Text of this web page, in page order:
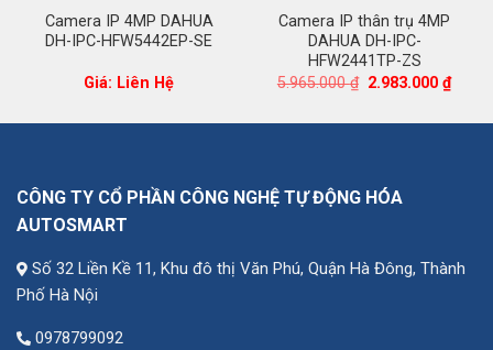
Camera IP 4MP DAHUA
DH-IPC-HFW5442EP-SE
Giá: Liên Hệ
Camera IP thân trụ 4MP
DAHUA DH-IPC-
HFW2441TP-ZS
5.965.000₫ Giá
5.965.000 ₫.
2.983.000₫Giá
hiện
là:
CÔNG TY CỔ PHẦN CÔNG NGHỆ TỰ ĐỘNG HÓA
AUTOSMART
Số 32 Liền Kề 11, Khu đô thị Văn Phú, Quận Hà Đông, Thành
Phố Hà Nội
0978799092